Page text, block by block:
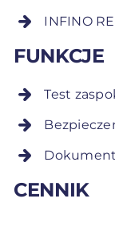
INFINO
FUNKCJE
Test
CENNIK